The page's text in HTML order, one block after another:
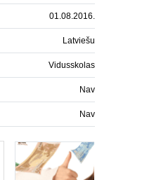
01.08.2016.
Latviešu
Vidusskolas
Nav
Nav